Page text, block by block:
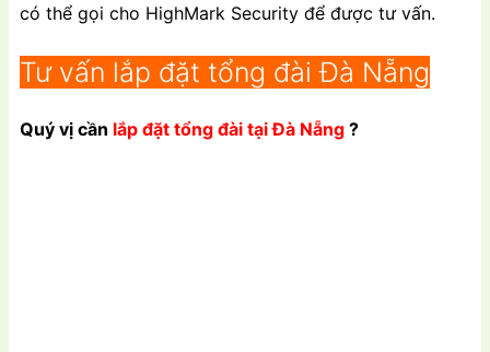
có thể gọi cho HighMark Security để được tư vấn.
Tư vấn lắp đặt tổng đài Đà Nẵng
Quý vị cần lắp đặt tổng đài tại Đà Nẵng ?